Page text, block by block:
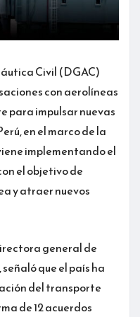
Civil (DGAC)
con aerolíneas
para impulsar nuevas
en el marco de la
implementando el
el objetivo de
y atraer nuevos
general de
que el país ha
del transporte
de 12 acuerdos